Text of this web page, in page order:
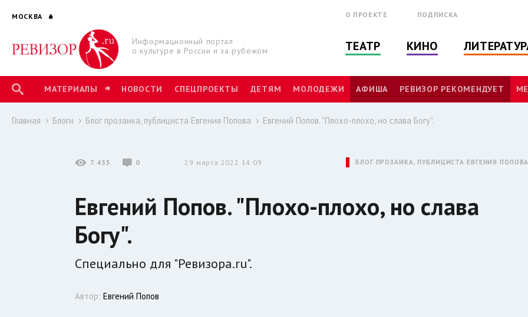
МОСКВА
Информационный портал
о культуре в России и за рубежом
О ПРОЕКТЕ ПОДПИСКА
ТЕАТР КИНО
МАТЕРИАЛЫ НОВОСТИ СПЕЦПРОЕКТЫ ДЕТЯМ МОЛОДЕЖИ АФИША РЕВИЗОР РЕКОМЕНДУЕТ
Главная Блоги Блог прозаика, публициста Евгения Попова Евгений Попов. "Плохо-плохо, но слава Богу".
7 435 0 29 марта 2022 14:09 БЛОГ ПРОЗАИКА, ПУБЛИЦИСТА ЕВГЕНИЯ
Евгений Попов. "Плохо-плохо, но слава
Богу".
Специально для "Ревизора.ru".
Автор:Евгений Попов